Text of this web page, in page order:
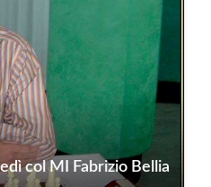
col MI Fabrizio Bellia